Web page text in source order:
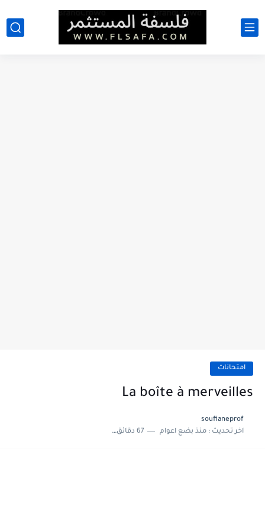
امتحانات
La boîte à merveilles
soufianeprof
اخر تحديث :منذ بضع اعوام 67 دقائق للقراءة